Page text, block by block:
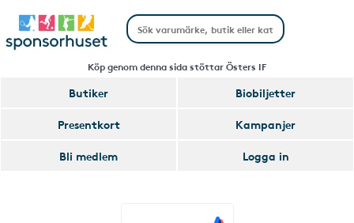
Köp genom denna sida stöttar Östers IF
Butiker
Biobiljetter
Presentkort
Kampanjer
Bli medlem
Logga in